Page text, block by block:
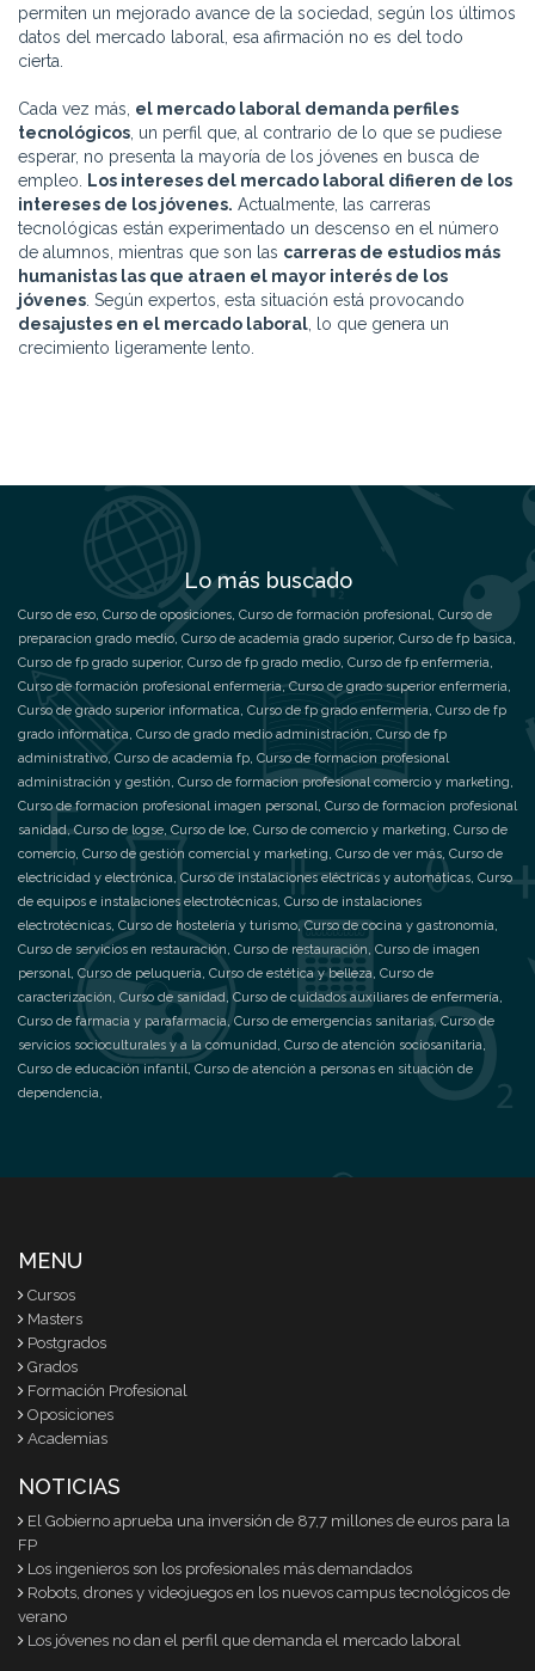
permiten un mejorado avance de la sociedad, según los últimos
datos del mercado laboral, esa afirmación no es del todo
cierta.
Cada vez más, el mercado laboral demanda perfiles
tecnológicos , un perfil que, al contrario de lo que se pudiese
esperar, no presenta la mayoría de los jóvenes en busca de
empleo.
Los intereses del mercado laboral difieren de los
intereses de los jóvenes. Actualmente, las carreras
tecnológicas están experimentado un descenso en el número
de alumnos, mientras que son las carreras de estudios más
humanistas las que atraen el mayor interés de los
jóvenes . Según expertos, esta situación está provocando
desajustes en el mercado laboral , lo que genera un
crecimiento ligeramente lento.
Lo más buscado
Curso de eso, Curso de oposiciones, Curso de formación profesional, Curso de
preparacion grado medio, Curso de academia grado superior, Curso de fp basica,
Curso de fp grado superior, Curso de fp grado medio, Curso de fp enfermeria,
Curso de formación profesional enfermeria,Curso de grado superior enfermeria,
Curso de grado superior informatica, Curso de fp grado enfermeria, Curso de fp
grado informatica, Curso de grado medio administración, Curso de fp
administrativo, Curso de academia fp, Curso de formacion profesional
administración y gestión, Curso de formacion profesional comercio y marketing,
Curso de formacion profesional imagen personal, Curso de formacion profesional
sanidad,Curso de logse, Curso de loe, Curso de comercio y marketing, Curso de
comercio, Curso de gestión comercial y marketing, Curso de ver más, Curso de
electricidad y electrónica, Curso de instalaciones eléctricas y automáticas, Curso
de equipos e instalaciones electrotécnicas, Curso de instalaciones
electrotécnicas, Curso de hostelería y turismo,Curso de cocina y gastronomía,
Curso de servicios en restauración, Curso de restauración, Curso de imagen
personal, Curso de peluquería, Curso de estética y belleza, Curso de
caracterización, Curso de sanidad, Curso de cuidados auxiliares de enfermería,
Curso de farmacia y parafarmacia,Curso de emergencias sanitarias,Curso de
servicios socioculturales y a la comunidad, Curso de atención sociosanitaria,
Curso de educación infantil, Curso de atención a personas en situación de
dependencia,
MENU
Cursos
Masters
Postgrados
Grados
Formación Profesional
Oposiciones
Academias
NOTICIAS
El Gobierno aprueba una inversión de 87,7 millones de euros para la
FP
Los ingenieros son los profesionales más demandados
Robots, drones y videojuegos en los nuevos campus tecnológicos de
verano
Los jóvenes no dan el perfil que demanda el mercado laboral